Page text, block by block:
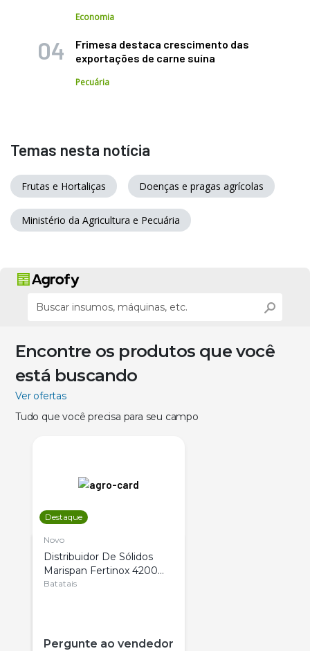
Economia
Frimesa destaca crescimento das
exportações de carne suína
Pecuária
Temas nesta notícia
Frutas e Hortaliças Doenças e pragas agrícolas
Ministério da Agricultura e Pecuária
Encontre os produtos que você
está buscando
Ver ofertas
Tudo que você precisa para seu campo
Destaque
Novo
Distribuidor De Sólidos
Marispan Fertinox 4200
Citrus
Batatais
Pergunte ao vendedor